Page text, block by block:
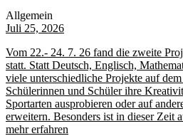
Allgemein
Juli 25, 2026
Vom 22.- 24. 7. 26 fand die zweite
statt. Statt Deutsch, Englisch,
viele unterschiedliche Projekte auf
Schülerinnen und Schüler ihre
Sportarten ausprobieren oder auf
erweitern. Besonders ist in dieser Zeit
mehr erfahren